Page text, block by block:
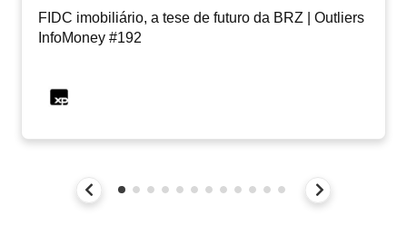
FIDC imobiliário, a tese de futuro da BRZ | Outliers
InfoMoney #192